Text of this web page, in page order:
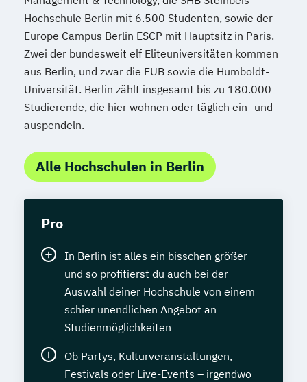
Hochschule Berlin mit 6.500 Studenten, sowie der
Europe Campus Berlin ESCP mit Hauptsitz in Paris.
Zwei der bundesweit elf Eliteuniversitäten kommen
aus Berlin, und zwar die FUB sowie die Humboldt-
Universität. Berlin zählt insgesamt bis zu 180.000
Studierende, die hier wohnen oder täglich ein- und
auspendeln.
Alle Hochschulen in Berlin
Pro
In Berlin ist alles ein bisschen größer
und so profitierst du auch bei der
Auswahl deiner Hochschule von einem
schier unendlichen Angebot an
Studienmöglichkeiten
Ob Partys, Kulturveranstaltungen,
Festivals oder Live-Events – irgendwo